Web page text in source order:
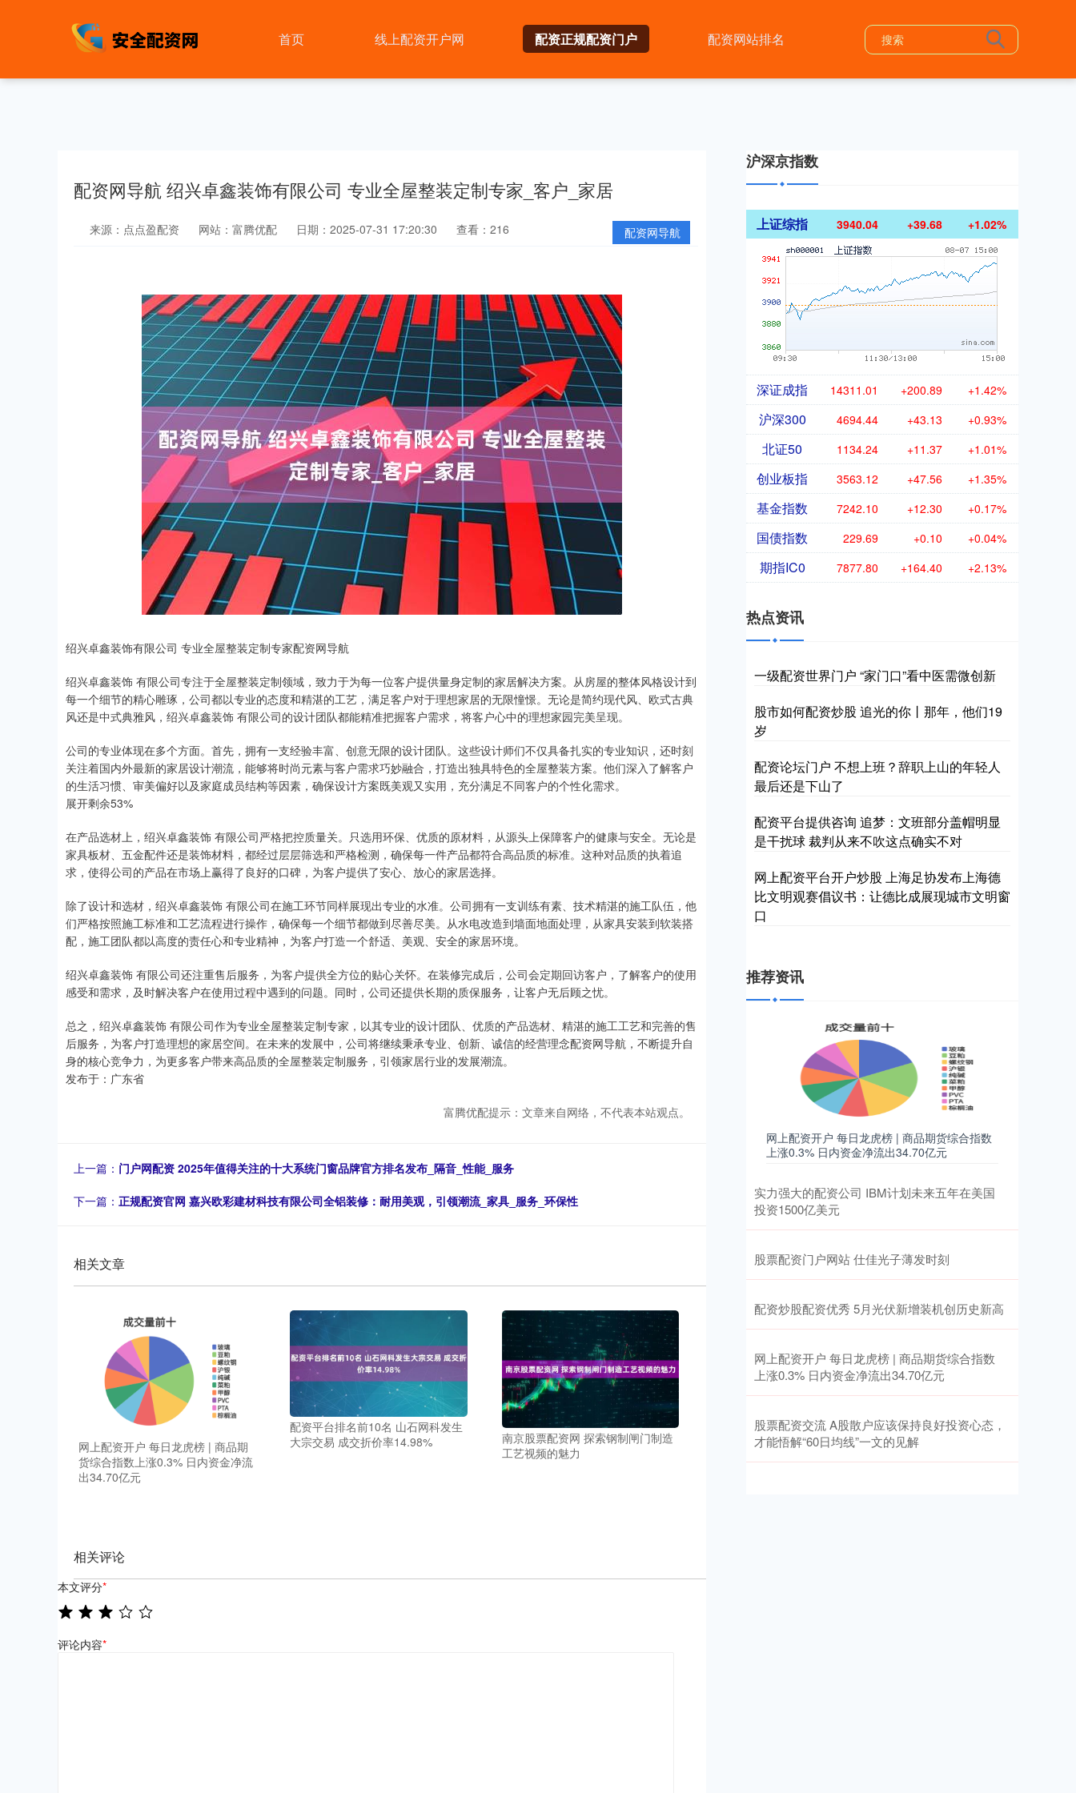
首页 线上配资开户网 配资正规配资门户 配资网站排名
配资网导航 绍兴卓鑫装饰有限公司 专业全屋整装定制专家_客户_家居
配资网导航
来源：点点盈配资 网站：富腾优配 日期：2025-07-31 17:20:30 查看：216
绍兴卓鑫装饰有限公司 专业全屋整装定制专家配资网导航
绍兴卓鑫装饰 有限公司专注于全屋整装定制领域，致力于为每一位客户提供量身定制的家居解决方案。从房屋的整体风格设计到
每一个细节的精心雕琢，公司都以专业的态度和精湛的工艺，满足客户对于理想家居的无限憧憬。无论是简约现代风、欧式古典
风还是中式典雅风，绍兴卓鑫装饰 有限公司的设计团队都能精准把握客户需求，将客户心中的理想家园完美呈现。
公司的专业体现在多个方面。首先，拥有一支经验丰富、创意无限的设计团队。这些设计师们不仅具备扎实的专业知识，还时刻
关注着国内外最新的家居设计潮流，能够将时尚元素与客户需求巧妙融合，打造出独具特色的全屋整装方案。他们深入了解客户
的生活习惯、审美偏好以及家庭成员结构等因素，确保设计方案既美观又实用，充分满足不同客户的个性化需求。
展开剩余53%
在产品选材上，绍兴卓鑫装饰 有限公司严格把控质量关。只选用环保、优质的原材料，从源头上保障客户的健康与安全。无论是
家具板材、五金配件还是装饰材料，都经过层层筛选和严格检测，确保每一件产品都符合高品质的标准。这种对品质的执着追
求，使得公司的产品在市场上赢得了良好的口碑，为客户提供了安心、放心的家居选择。
除了设计和选材，绍兴卓鑫装饰 有限公司在施工环节同样展现出专业的水准。公司拥有一支训练有素、技术精湛的施工队伍，他
们严格按照施工标准和工艺流程进行操作，确保每一个细节都做到尽善尽美。从水电改造到墙面地面处理，从家具安装到软装搭
配，施工团队都以高度的责任心和专业精神，为客户打造一个舒适、美观、安全的家居环境。
绍兴卓鑫装饰 有限公司还注重售后服务，为客户提供全方位的贴心关怀。在装修完成后，公司会定期回访客户，了解客户的使用
感受和需求，及时解决客户在使用过程中遇到的问题。同时，公司还提供长期的质保服务，让客户无后顾之忧。
总之，绍兴卓鑫装饰 有限公司作为专业全屋整装定制专家，以其专业的设计团队、优质的产品选材、精湛的施工工艺和完善的售
后服务，为客户打造理想的家居空间。在未来的发展中，公司将继续秉承专业、创新、诚信的经营理念配资网导航，不断提升自
身的核心竞争力，为更多客户带来高品质的全屋整装定制服务，引领家居行业的发展潮流。
发布于：广东省
富腾优配提示：文章来自网络，不代表本站观点。
上一篇： 门户网配资 2025年值得关注的十大系统门窗品牌官方排名发布_隔音_性能_服务
下一篇： 正规配资官网 嘉兴欧彩建材科技有限公司全铝装修：耐用美观，引领潮流_家具_服务_环保性
相关文章
网上配资开户 每日龙虎榜 | 商品期
货综合指数上涨0.3% 日内资金净流
出34.70亿元
配资平台排名前10名 山石网科发生
大宗交易 成交折价率14.98%
南京股票配资网 探索钢制闸门制造
工艺视频的魅力
相关评论
本文评分*
评论内容*
沪深京指数
上证综指 3940.04 +39.68 +1.02%
深证成指 14311.01 +200.89 +1.42%
沪深300 4694.44 +43.13 +0.93%
北证50 1134.24 +11.37 +1.01%
创业板指 3563.12 +47.56 +1.35%
基金指数 7242.10 +12.30 +0.17%
国债指数 229.69 +0.10 +0.04%
期指IC0 7877.80 +164.40 +2.13%
热点资讯
一级配资世界门户 “家门口”看中医需微创新
股市如何配资炒股 追光的你丨那年，他们19
岁
配资论坛门户 不想上班？辞职上山的年轻人
最后还是下山了
配资平台提供咨询 追梦：文班部分盖帽明显
是干扰球 裁判从来不吹这点确实不对
网上配资平台开户炒股 上海足协发布上海德
比文明观赛倡议书：让德比成展现城市文明窗
口
推荐资讯
网上配资开户 每日龙虎榜 | 商品期货综合指数
上涨0.3% 日内资金净流出34.70亿元
实力强大的配资公司 IBM计划未来五年在美国
投资1500亿美元
股票配资门户网站 仕佳光子薄发时刻
配资炒股配资优秀 5月光伏新增装机创历史新高
网上配资开户 每日龙虎榜 | 商品期货综合指数
上涨0.3% 日内资金净流出34.70亿元
股票配资交流 A股散户应该保持良好投资心态，
才能悟解“60日均线”一文的见解